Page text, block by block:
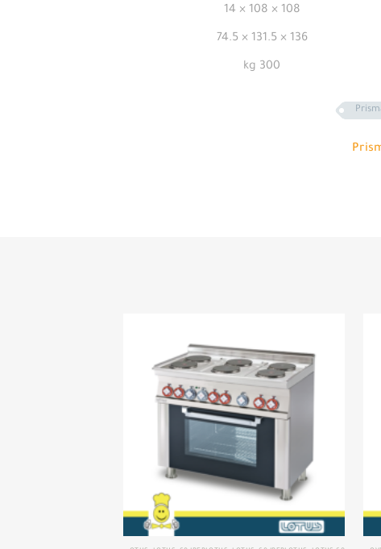
108 × 108 × 14
136 × 131.5 × 74.5
300 kg